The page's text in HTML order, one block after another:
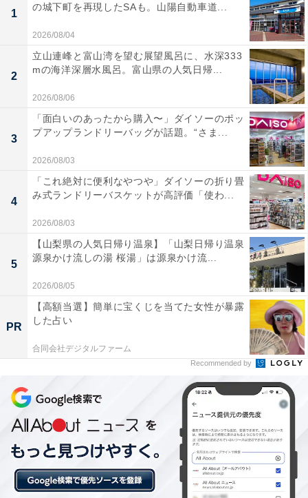
1
の城下町を再現したSAも。山陽自動車道...
2026/08/04
2
立山連峰と富山湾を望む展望風呂に、水深333
mの海洋深層水風呂。富山県の人気日帰...
2026/08/06
3
「面白いのあったから購入〜」ダイソーのポッ
プアップランドリーバッグが話題。“さま...
2026/08/03
4
「これ絶対に便利なやつや」ダイソーの折り畳
み式ランドリーバスケットが高評価「使わ...
2026/08/03
5
【山梨県の人気日帰り温泉】「山梨日帰り温泉
源泉かけ流しの湯 桜湯」は源泉かけ流...
2026/08/05
PR
【高額当選】簡単に宝くじを当てた女性が暴露
した占い
合同会社デジタルファーム
Recommended by